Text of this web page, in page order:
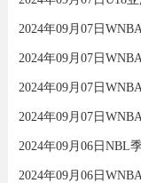
2024年09月07日